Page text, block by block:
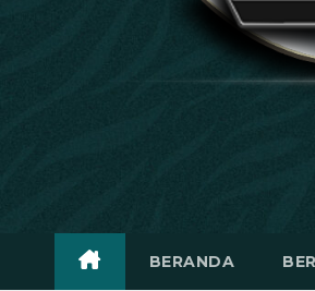
BERANDA